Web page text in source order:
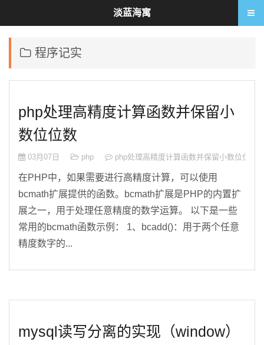
程序记实
php处理高精度计算函数并保留小
数位位数
03月07日 php php处理高精度计算函数并保留小数位位数
在PHP中，如果需要进行高精度计算，可以使用
bcmath扩展提供的函数。bcmath扩展是PHP的内置扩
展之一，用于处理任意精度的数学运算。 以下是一些
常用的bcmath函数示例： 1、bcadd()：用于两个任意
精度数字的...
mysql读写分离的实现（window）
淡蓝海寓